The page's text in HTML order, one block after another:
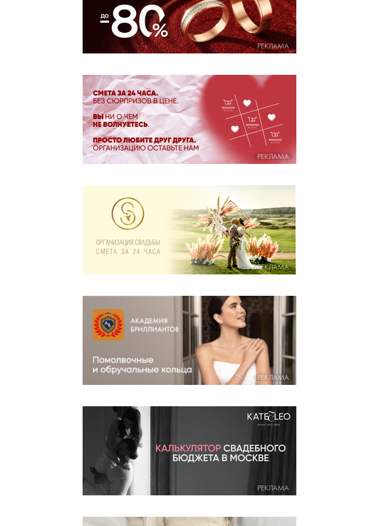
РЕКЛАМА
РЕКЛАМА
РЕКЛАМА
РЕКЛАМА
РЕКЛАМА